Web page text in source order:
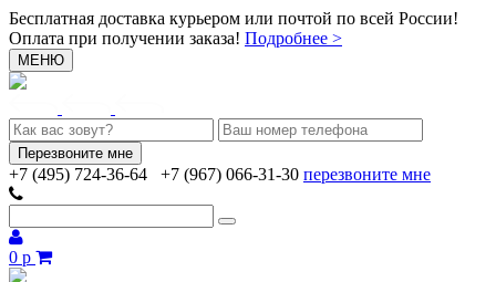
Бесплатная доставка курьером или почтой по всей России!
Оплата при получении заказа! Подробнее >
МЕНЮ
+7 (495) 724-36-64 +7 (967) 066-31-30 перезвоните мне
0 р